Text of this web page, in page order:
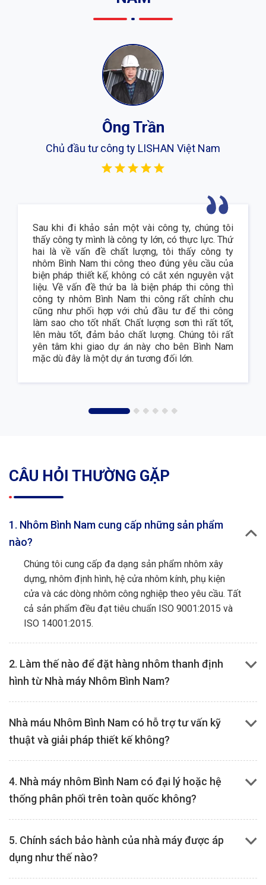
Ông Trần
Chủ đầu tư công ty LISHAN Việt Nam
Sau khi đi khảo sản một vài công ty, chúng tôi
thấy công ty mình là công ty lớn, có thực lực. Thứ
hai là về vấn đề chất lượng, tôi thấy công ty
nhôm Bình Nam thi công theo đúng yêu cầu của
biện pháp thiết kế, không có cắt xén nguyên vật
liệu. Về vấn đề thứ ba là biện pháp thi công thì
công ty nhôm Bình Nam thi công rất chỉnh chu
cũng như phối hợp với chủ đầu tư để thi công
làm sao cho tốt nhất. Chất lượng sơn thì rất tốt,
lên màu tốt, đảm bảo chất lượng. Chúng tôi rất
yên tâm khi giao dự án này cho bên Bình Nam
mặc dù đây là một dự án tương đối lớn.
CÂU HỎI THƯỜNG GẶP
1. Nhôm Bình Nam cung cấp những sản phẩm
nào?
Chúng tôi cung cấp đa dạng sản phẩm nhôm xây
dựng, nhôm định hình, hệ cửa nhôm kính, phụ kiện
cửa và các dòng nhôm công nghiệp theo yêu cầu. Tất
cả sản phẩm đều đạt tiêu chuẩn ISO 9001:2015 và
ISO 14001:2015.
2. Làm thế nào để đặt hàng nhôm thanh định
hình từ Nhà máy Nhôm Bình Nam?
Nhà máu Nhôm Bình Nam có hỗ trợ tư vấn kỹ
thuật và giải pháp thiết kế không?
4. Nhà máy nhôm Bình Nam có đại lý hoặc hệ
thống phân phối trên toàn quốc không?
5. Chính sách bảo hành của nhà máy được áp
dụng như thế nào?